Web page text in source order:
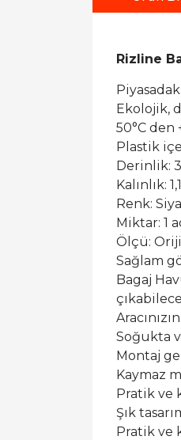
Rizline
Ekolojik,
50°C
Plastik
Derinlik:
Kalınlık:
Renk:
Miktar: 1
Ölçü:
Sağlam
Bagaj
Soğukta
Montaj
Kaymaz
Pratik ve
Şık
Pratik ve